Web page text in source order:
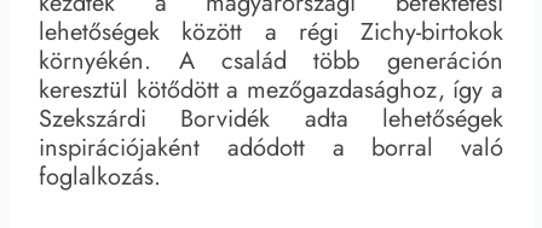
lehetőségek között a régi Zichy-birtokok
környékén. A család több generáción
keresztül kötődött a mezőgazdasághoz, így a
Szekszárdi Borvidék adta lehetőségek
inspirációjaként adódott a borral való
foglalkozás.